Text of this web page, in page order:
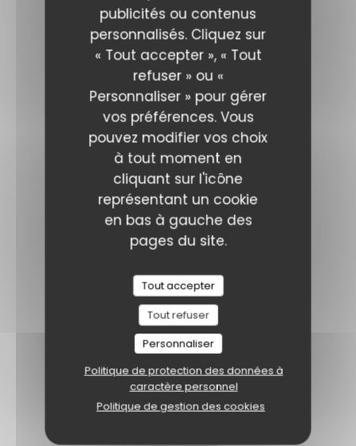
publicités ou contenus
personnalisés. Cliquez sur
« Tout accepter », « Tout
refuser » ou «
Personnaliser » pour gérer
vos préférences. Vous
pouvez modifier vos choix
à tout moment en
cliquant sur l'icône
représentant un cookie
en bas à gauche des
pages du site.
Tout accepter
Tout refuser
Personnaliser
Politique de protection des données à
caractère personnel
Politique de gestion des cookies